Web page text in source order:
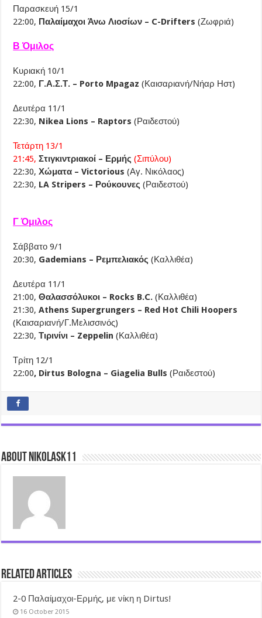
Παρασκευή 15/1
22:00, Παλαίμαχοι Άνω Λιοσίων – C-Drifters (Ζωφριά)
Β Όμιλος
Κυριακή 10/1
22:00, Γ.Α.Σ.Τ. – Porto Mpagaz (Καισαριανή/Νήαρ Ηστ)
Δευτέρα 11/1
22:30, Nikea Lions – Raptors(Ραιδεστού)
Τετάρτη 13/1
21:45, Στιγκιντριακοί – Ερμής(Σιπύλου)
22:30, Χώματα – Victorious (Αγ. Νικόλαος)
22:30, LA Stripers – Ρούκουνες (Ραιδεστού)
Γ Όμιλος
Σάββατο 9/1
20:30, Gademians – Ρεμπελιακός (Καλλιθέα)
Δευτέρα 11/1
21:00, Θαλασσόλυκοι – Rocks B.C. (Καλλιθέα)
21:30,Athens Supergrungers – Red Hot Chili Hoopers
(Καισαριανή/Γ.Μελισσινός)
22:30,Τιρινίνι – Zeppelin(Καλλιθέα)
Τρίτη 12/1
22:00, Dirtus Bologna – Giagelia Bulls (Ραιδεστού)
About nikolask11
Related Articles
2-0 Παλαίμαχοι-Ερμής, με νίκη η Dirtus!
16 October 2015